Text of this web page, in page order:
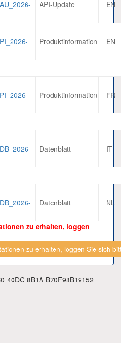
API-Update EN
Produktinformation EN
Produktinformation FR
Datenblatt IT
Datenblatt NL
zu erhalten, loggen
zu erhalten, loggen Sie sich
40DC-8B1A-B70F98B19152